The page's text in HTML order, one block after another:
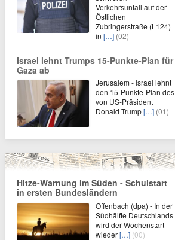
Verkehrsunfall auf der
Östlichen
Zubringerstraße (L124)
in […] (02)
Israel lehnt Trumps 15-Punkte-Plan für
Gaza ab
Jerusalem - Israel lehnt
den 15-Punkte-Plan des
von US-Präsident
Donald Trump[…] (01)
Hitze-Warnung im Süden - Schulstart
in ersten Bundesländern
Offenbach (dpa) - In der
Südhälfte Deutschlands
wird der Wochenstart
wieder[…] (00)